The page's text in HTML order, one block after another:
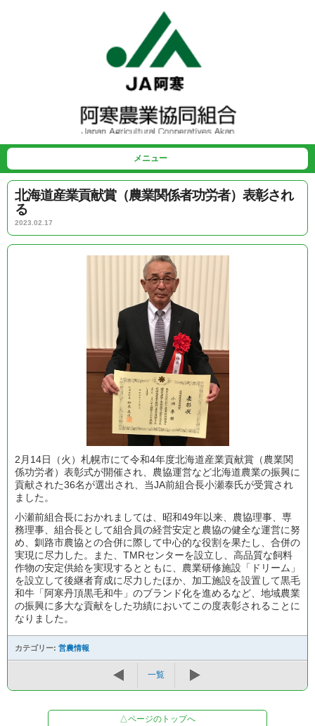
メニュー
北海道産業貢献賞（農業関係者功労者）表彰され
る
2023.02.17
2月14日（火）札幌市にて令和4年度北海道産業貢献賞（農業関
係功労者）表彰式が開催され、農協運営など北海道農業の振興に
貢献された36名が選出され、当JA前組合長小瀬泰氏が受賞され
ました。
小瀬前組合長におかれましては、昭和49年以来、農協理事、専
務理事、組合長として組合員の経営安定と農協の健全な運営に努
め、釧路市農協との合併に際して中心的な役割を果たし、合併の
実現に尽力した。また、TMRセンターを設立し、高品質な飼料
作物の安定供給を実現するとともに、農業研修施設「ドリーム」
を設立して後継者育成に尽力したほか、加工施設を設置して黒毛
和牛「阿寒丹頂黒毛和牛」のブランド化を進めるなど、地域農業
の振興に多大な貢献をした功績においてこの度表彰されることに
なりました。
カテゴリー: 営農情報
一覧
△ページのトップへ